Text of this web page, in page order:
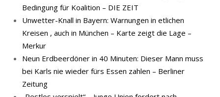
Bedingung für Koalition – DIE ZEIT
Unwetter-Knall in Bayern: Warnungen in etlichen
Kreisen , auch in München – Karte zeigt die Lage –
Merkur
Neun Erdbeerdöner in 40 Minuten: Dieser Mann muss
bei Karls nie wieder fürs Essen zahlen – Berliner
Zeitung